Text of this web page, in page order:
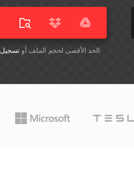
أسقِط الملفات هنا. 1 GB الحد الأقصى لحجم الملف أوتسجيل